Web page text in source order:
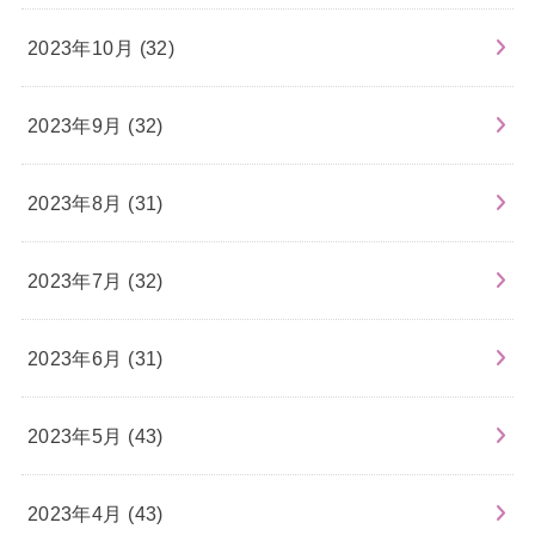
2023年10月 (32)
2023年9月 (32)
2023年8月 (31)
2023年7月 (32)
2023年6月 (31)
2023年5月 (43)
2023年4月 (43)